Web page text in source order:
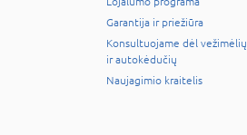
Garantija ir priežiūra
Konsultuojame dėl vežimėlių
ir autokėdučių
Naujagimio kraitelis